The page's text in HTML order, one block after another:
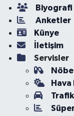
Biyografi
Anketler
Künye
İletişim
Servisler
Hava